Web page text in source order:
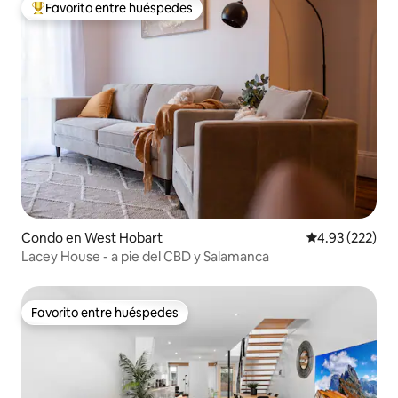
Favorito entre huéspedes preferido
Favorito entre huéspedes
Condo en West Hobart Calificación
4.93 (222)
Lacey House - a pie del CBD y Salamanca
Favorito entre huéspedes
Favorito entre huéspedes